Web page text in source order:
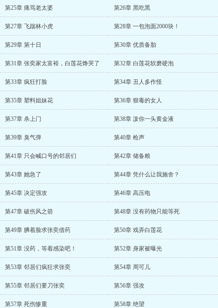
第25章 痛骂老太婆 第26章 黑吃黑
第27章 飞踹林小虎 第28章 一包泡面2000块！
第29章 第十日 第30章 优质备胎
第31章 张奕家太富裕，白莲花馋哭了 第32章 白莲花软磨硬泡
第33章 疯狂打脸 第34章 丑人多作怪
第35章 塑料姐妹花 第36章 狠毒的女人
第37章 杀上门 第38章 泼你一头黄金液
第39章 臭气弹 第40章 枪声
第41章 只会喊口号的邻居们 第42章 储备粮
第43章 她急了 第44章 凭什么让我施舍？
第45章 决定强攻 第46章 高压电
第47章 破伤风之箭 第48章 没有药物只能等死
第49章 腆着脸求张奕借药 第50章 戏弄白莲花
第51章 没药，等着感染吧！ 第52章 身家被曝光
第53章 邻居们疯狂求张奕 第54章 周可儿
第55章 邻居们要刀张奕 第56章 强攻
第57章 死伤惨重 第58章 绝望